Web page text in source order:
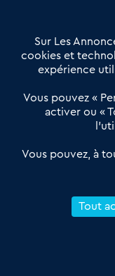
Offres Pro
Actualités
Qui sommes nous ?
Derniers articles
Réseau 3C : un
Petitscommerces :
proximité et des
Reprendre un
Sur Les
cookies et
expérience
Vous pouvez «
activer ou «
Vous pouvez, à
Tout